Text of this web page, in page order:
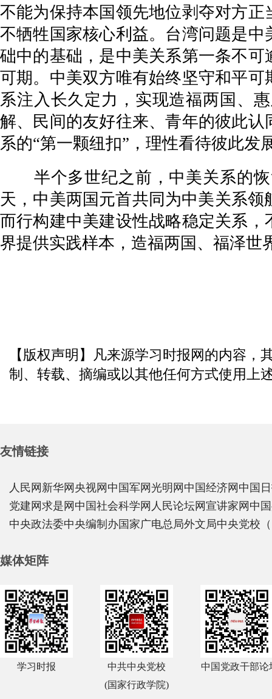
不能为保持本国领先地位剥夺对方
不牺牲国家核心利益。台湾问题是
础中的基础，是中美关系第一条不
可期。中美双方唯有始终坚守和平
系注入长久定力，实现造福两国、
解、民间的友好往来、青年的彼此
系的“第一颗纽扣”，理性看待彼此发
半个多世纪之前，中美关系的恢
天，中美两国元首共同为中美关系
而行构建中美建设性战略稳定关系
界提供实践样本，造福两国、福泽世
【版权声明】凡来源学习时报网的内容
制、转载、摘编或以其他任何方式使用上
友情链接
人民网 新华网 央视网 中国军网 光明网 中国经济网 中国
党建网 求是网 中国社会科学网 人民论坛网 宣讲家网 中
中央政法委中央编制办国家广电总局外文局中央党校
媒体矩阵
学习时报
中共中央党校
(国家行政学院)
中国党政干部论